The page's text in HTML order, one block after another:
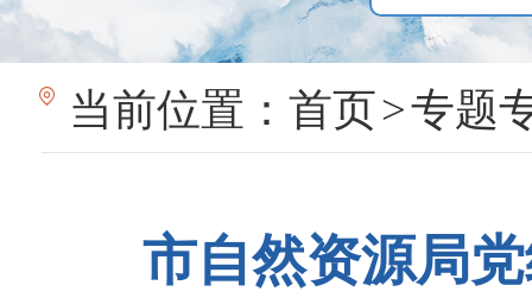
当前位置： 首页>专题
市自然资源局